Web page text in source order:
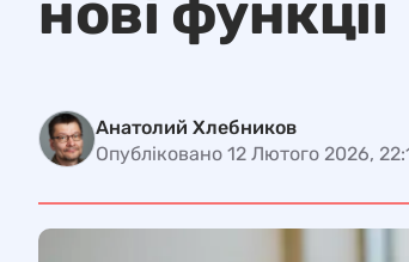
нові функції
Анатолий Хлебников
Опубліковано 12 Лютого 2026,